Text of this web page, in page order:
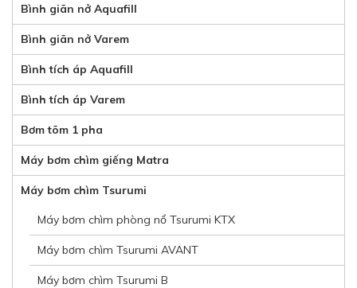
Bình giãn nở Aquafill
Bình giãn nở Varem
Bình tích áp Aquafill
Bình tích áp Varem
Bơm tõm 1 pha
Máy bơm chìm giếng Matra
Máy bơm chìm Tsurumi
Máy bơm chìm phòng nổ Tsurumi KTX
Máy bơm chìm Tsurumi AVANT
Máy bơm chìm Tsurumi B